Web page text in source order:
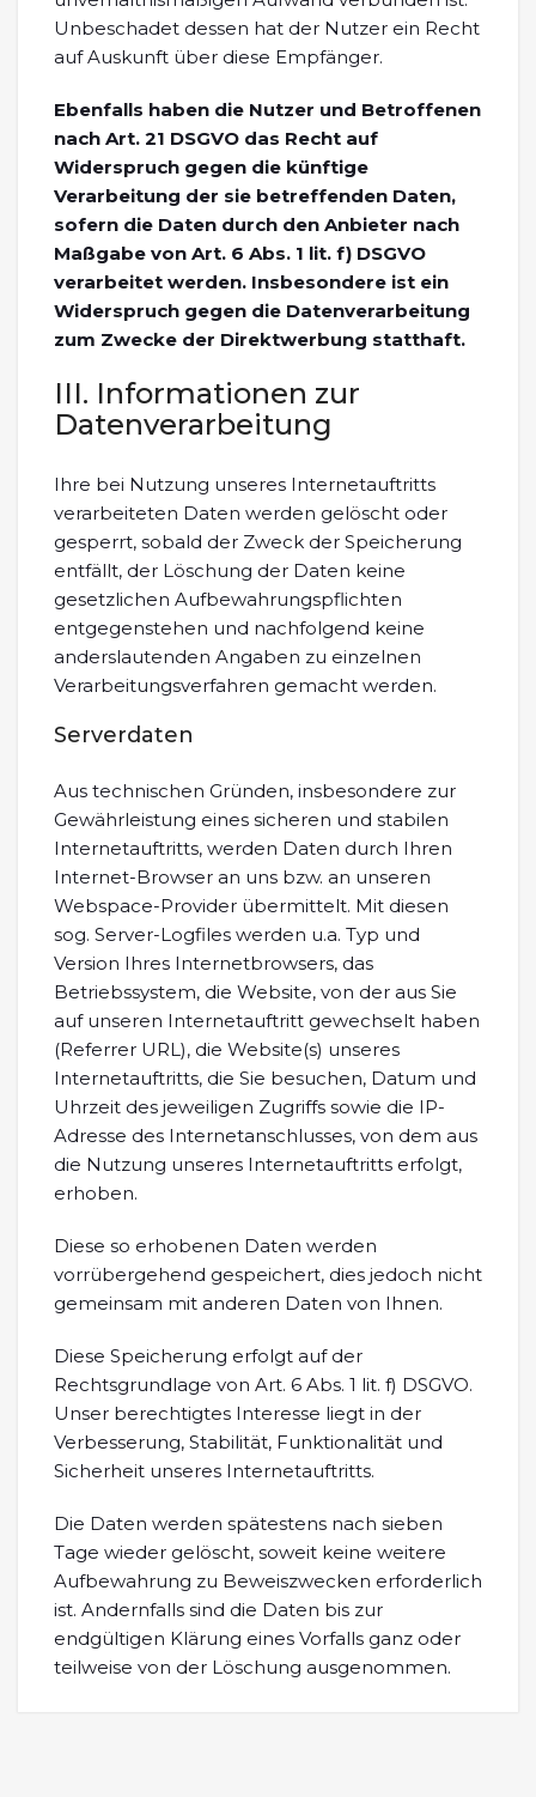
Unbeschadet dessen hat der Nutzer ein Recht
auf Auskunft über diese Empfänger.
Ebenfalls haben die Nutzer und Betroffenen
nach Art. 21 DSGVO das Recht auf
Widerspruch gegen die künftige
Verarbeitung der sie betreffenden Daten,
sofern die Daten durch den Anbieter nach
Maßgabe von Art. 6 Abs. 1 lit. f) DSGVO
verarbeitet werden. Insbesondere ist ein
Widerspruch gegen die Datenverarbeitung
zum Zwecke der Direktwerbung statthaft.
III. Informationen zur
Datenverarbeitung
Ihre bei Nutzung unseres Internetauftritts
verarbeiteten Daten werden gelöscht oder
gesperrt, sobald der Zweck der Speicherung
entfällt, der Löschung der Daten keine
gesetzlichen Aufbewahrungspflichten
entgegenstehen und nachfolgend keine
anderslautenden Angaben zu einzelnen
Verarbeitungsverfahren gemacht werden.
Serverdaten
Aus technischen Gründen, insbesondere zur
Gewährleistung eines sicheren und stabilen
Internetauftritts, werden Daten durch Ihren
Internet-Browser an uns bzw. an unseren
Webspace-Provider übermittelt. Mit diesen
sog. Server-Logfiles werden u.a. Typ und
Version Ihres Internetbrowsers, das
Betriebssystem, die Website, von der aus Sie
auf unseren Internetauftritt gewechselt haben
(Referrer URL), die Website(s) unseres
Internetauftritts, die Sie besuchen, Datum und
Uhrzeit des jeweiligen Zugriffs sowie die IP-
Adresse des Internetanschlusses, von dem aus
die Nutzung unseres Internetauftritts erfolgt,
erhoben.
Diese so erhobenen Daten werden
vorrübergehend gespeichert, dies jedoch nicht
gemeinsam mit anderen Daten von Ihnen.
Diese Speicherung erfolgt auf der
Rechtsgrundlage von Art. 6 Abs. 1 lit. f) DSGVO.
Unser berechtigtes Interesse liegt in der
Verbesserung, Stabilität, Funktionalität und
Sicherheit unseres Internetauftritts.
Die Daten werden spätestens nach sieben
Tage wieder gelöscht, soweit keine weitere
Aufbewahrung zu Beweiszwecken erforderlich
ist. Andernfalls sind die Daten bis zur
endgültigen Klärung eines Vorfalls ganz oder
teilweise von der Löschung ausgenommen.